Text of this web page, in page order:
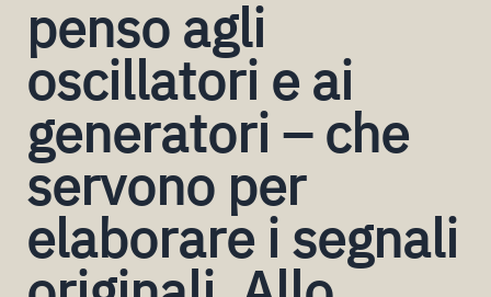
penso agli
oscillatori e ai
generatori – che
servono per
elaborare i segnali